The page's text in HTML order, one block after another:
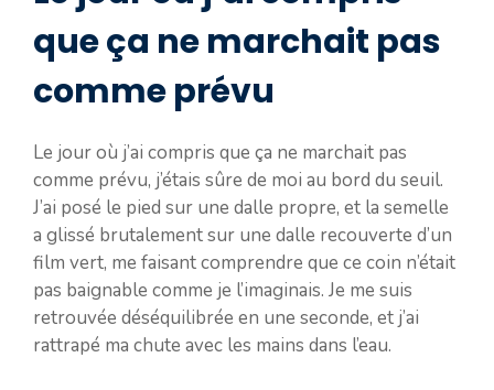
que ça ne marchait pas
comme prévu
Le jour où j’ai compris que ça ne marchait pas
comme prévu, j’étais sûre de moi au bord du seuil.
J’ai posé le pied sur une dalle propre, et la semelle
a glissé brutalement sur une dalle recouverte d’un
film vert, me faisant comprendre que ce coin n’était
pas baignable comme je l’imaginais. Je me suis
retrouvée déséquilibrée en une seconde, et j’ai
rattrapé ma chute avec les mains dans l’eau.